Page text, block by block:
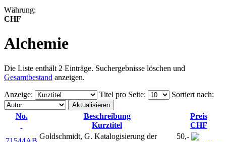
Währung:
CHF
Alchemie
Die Liste enthält 2 Einträge. Suchergebnisse löschen und
Gesamtbestand anzeigen.
Anzeige: Titel pro Seite: Sortiert nach:
No.
Beschreibung
Kurztitel
Preis
CHF
Goldschmidt, G. Katalogisierung der
50,-